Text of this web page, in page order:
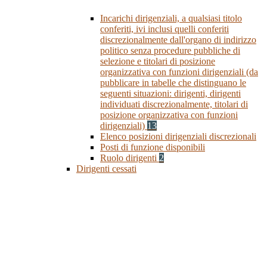
Incarichi dirigenziali, a qualsiasi titolo
conferiti, ivi inclusi quelli conferiti
discrezionalmente dall'organo di indirizzo
politico senza procedure pubbliche di
selezione e titolari di posizione
organizzativa con funzioni dirigenziali (da
pubblicare in tabelle che distinguano le
seguenti situazioni: dirigenti, dirigenti
individuati discrezionalmente, titolari di
posizione organizzativa con funzioni
dirigenziali) 13
Elenco posizioni dirigenziali discrezionali
Posti di funzione disponibili
Ruolo dirigenti 2
Dirigenti cessati